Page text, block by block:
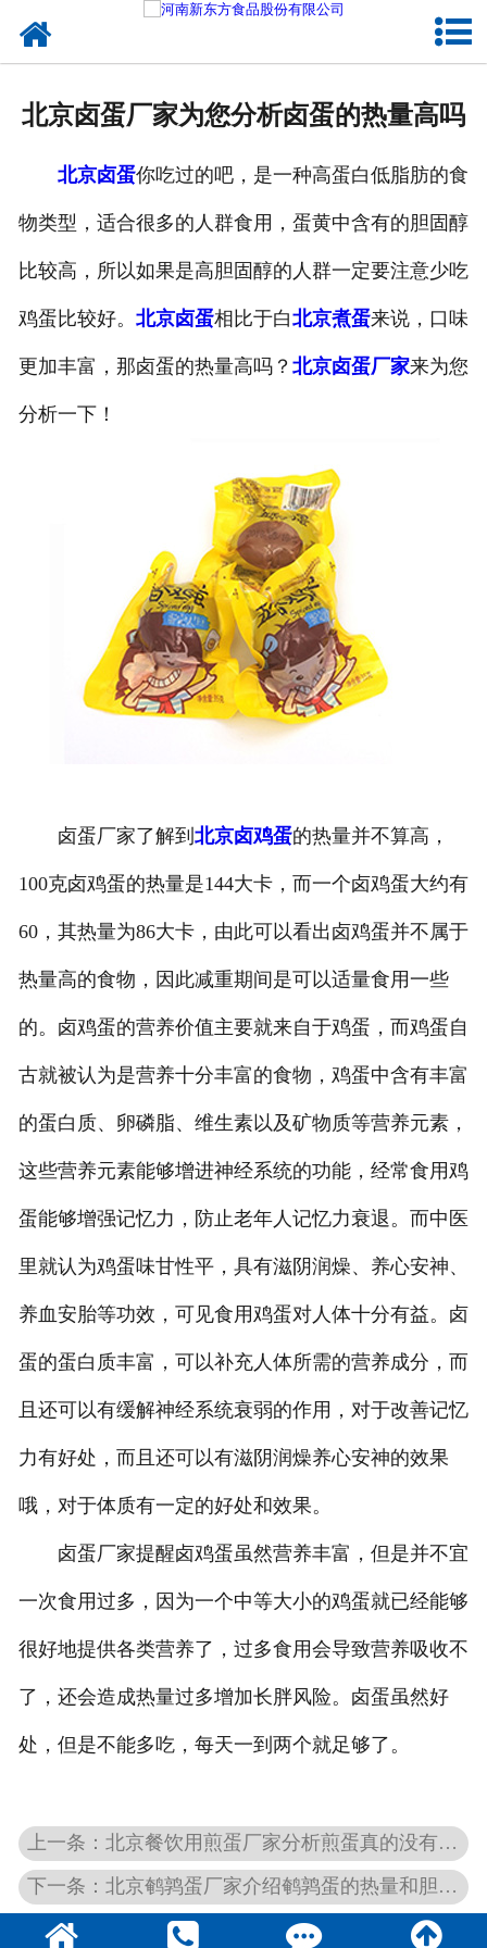
加入新东方
联系我们
北京卤蛋厂家为您分析卤蛋的热量高吗
北京卤蛋你吃过的吧，是一种高蛋白低脂肪的食
物类型，适合很多的人群食用，蛋黄中含有的胆固醇
比较高，所以如果是高胆固醇的人群一定要注意少吃
鸡蛋比较好。 北京卤蛋相比于白北京煮蛋来说，口味
更加丰富，那卤蛋的热量高吗？ 北京卤蛋厂家来为您
分析一下！
卤蛋厂家了解到 北京卤鸡蛋的热量并不算高，
100克卤鸡蛋的热量是144大卡，而一个卤鸡蛋大约有
60，其热量为86大卡，由此可以看出卤鸡蛋并不属于
热量高的食物，因此减重期间是可以适量食用一些
的。卤鸡蛋的营养价值主要就来自于鸡蛋，而鸡蛋自
古就被认为是营养十分丰富的食物，鸡蛋中含有丰富
的蛋白质、卵磷脂、维生素以及矿物质等营养元素，
这些营养元素能够增进神经系统的功能，经常食用鸡
蛋能够增强记忆力，防止老年人记忆力衰退。而中医
里就认为鸡蛋味甘性平，具有滋阴润燥、养心安神、
养血安胎等功效，可见食用鸡蛋对人体十分有益。卤
蛋的蛋白质丰富，可以补充人体所需的营养成分，而
且还可以有缓解神经系统衰弱的作用，对于改善记忆
力有好处，而且还可以有滋阴润燥养心安神的效果
哦，对于体质有一定的好处和效果。
卤蛋厂家提醒卤鸡蛋虽然营养丰富，但是并不宜
一次食用过多，因为一个中等大小的鸡蛋就已经能够
很好地提供各类营养了，过多食用会导致营养吸收不
了，还会造成热量过多增加长胖风险。卤蛋虽然好
处，但是不能多吃，每天一到两个就足够了。
上一条：北京餐饮用煎蛋厂家分析煎蛋真的没有营养吗？
下一条：北京鹌鹑蛋厂家介绍鹌鹑蛋的热量和胆固醇